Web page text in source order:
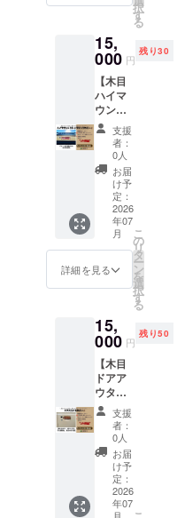
設定し
ており
ます
が、生
産体制
の整備
が順調
に進ん
だ場
合、で
きる限
り早め
にお届
けでき
るよう
まいり
ます。
今回
は“ガソ
辺に装
着する
パー
ツ”とい
う性質
を踏ま
え、 通
常は
《1ヶ月
保証》
のとこ
ろを、
特別に
《1年保
す。 こ
れは、
品質へ
の自信
と、支
援者さ
まへの
感謝の
証で
す。 ※
お届け
時期は
余裕を
もって
つ個体
差あり
（木目
の表情
にこだ
わって
いま
す）
［特別
保証］
本リ
ターン
限定で
《1年間
の塗装
保証》
をお付
月／万
が一の
ち・剥
がれに
安心対
応） こ
れは、
品質へ
の自信
と、支
援者さ
まへの
感謝の
択
す
る
15,
000 円
残り30
【木目
ハイマ
ウント
ストッ
プラン
プカ
バー】
［仕
様］ ・
ジム
ニー
JB64／
JB74 対
応 ・新
品素材
一点ず
つ個体
差あり
（木目
の表情
にこだ
わって
いま
す）
［特別
保証］
本リ
ターン
限定で
支援
者：
0人
お届
け予
定：
2026
年07
月
詳細を見る
こ
の
リ
タ
ー
ン
を
選
択
す
る
15,
000 円
残り50
【木目
ドアア
ウター
ハンド
ルカ
バー】
［仕
様］ ・
ジム
ニー
JB64／
支援
者：
0人
お届
け予
定：
2026
年07